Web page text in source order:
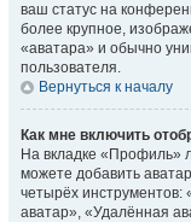
ваш статус на
более крупное,
«аватара» и обычно
пользователя.
Вернуться к началу
Как мне включить
На вкладке «Профиль»
можете добавить
четырёх инструментов:
аватар», «Удалённая